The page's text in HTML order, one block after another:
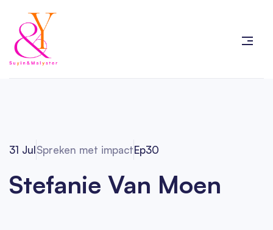
31 JulSpreken met impactEp30
Stefanie Van Moen